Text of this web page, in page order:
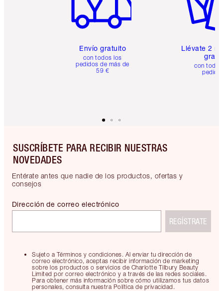
Envío gratuito
con todos los
pedidos de más de
59 €
Llévate 2
gratis
con
SUSCRÍBETE PARA RECIBIR NUESTRAS
NOVEDADES
Entérate antes que nadie de los productos, ofertas y
consejos
Sujeto a Términos y condiciones. Al enviar tu dirección de
correo electrónico, aceptas recibir información de marketing
sobre los productos o servicios de Charlotte Tilbury Beauty
Limited por correo electrónico y a través de las redes sociales.
Para obtener más información sobre cómo utilizamos tus datos
personales, consulta nuestra Política de privacidad.
Dirección de correo electrónico
REGÍSTRATE